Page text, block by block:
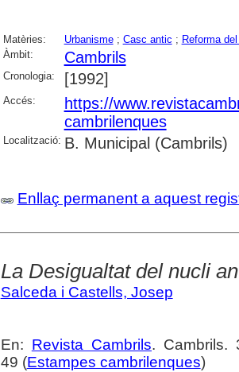
Matèries: Urbanisme; Casc antic ; Reforma
Àmbit:
Cambrils
Cronologia: [1992]
Accés:
https://
cambrilenques
Localització: B. Municipal (Cambrils)
Enllaç permanent a aquest
La Desigualtat del nucli
Salceda i Castells, Josep
En: Revista Cambrils. Cambrils.
49 (Estampes cambrilenques)